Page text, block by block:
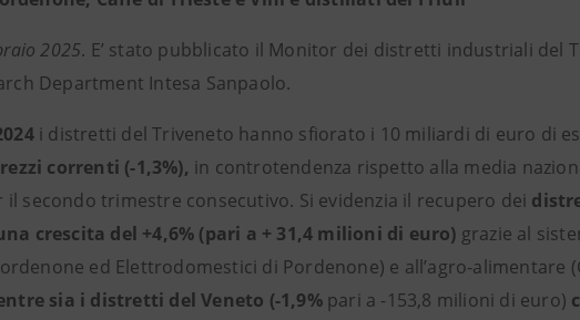
2025. E’ stato pubblicato il Monitor dei distretti industriali del
Department Intesa Sanpaolo.
i distretti del Triveneto hanno sfiorato i 10 miliardi di euro di
correnti (-1,3%), in controtendenza rispetto alla media
secondo trimestre consecutivo. Si evidenzia il recupero dei
crescita del +4,6% (pari a + 31,4 milioni di euro) grazie al
ed Elettrodomestici di Pordenone) e all’agro-alimentare
sia i distretti del Veneto (-1,9%pari a -153,8 milioni di euro)